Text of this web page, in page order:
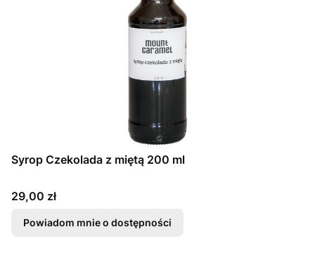
Syrop Czekolada z miętą 200 ml
Cena
29,00 zł
Powiadom mnie o dostępności